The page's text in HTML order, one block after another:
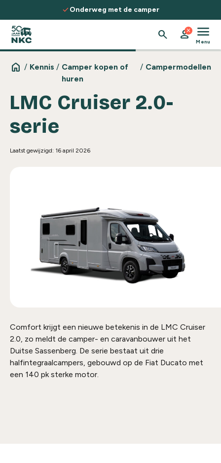
Spring naar de inhoud checkOntdek routes, kennis
search person
close menu
Menu
home / Kennis / Camper kopen of
huren
/ Campermodellen
LMC Cruiser 2.0-
serie
Laatst gewijzigd: 16 april 2026
Comfort krijgt een nieuwe betekenis in de LMC Cruiser
2.0, zo meldt de camper- en caravanbouwer uit het
Duitse Sassenberg. De serie bestaat uit drie
halfintegraalcampers, gebouwd op de Fiat Ducato met
een 140 pk sterke motor.